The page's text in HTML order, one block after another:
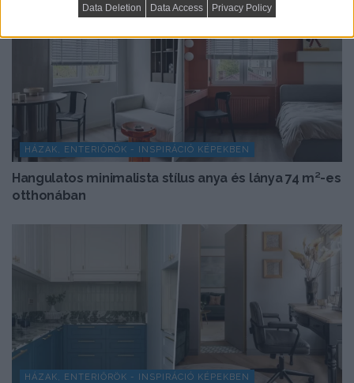
Data Deletion Data Access Privacy Policy
HÁZAK, ENTERIŐRÖK - INSPIRÁCIÓ KÉPEKBEN
Hangulatos minimalista stílus anya és lánya 74 m²-es
otthonában
HÁZAK, ENTERIŐRÖK - INSPIRÁCIÓ KÉPEKBEN